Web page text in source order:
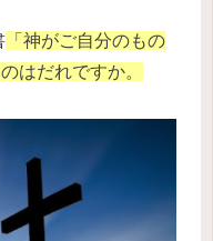
「神がご自分のもの
はだれですか。